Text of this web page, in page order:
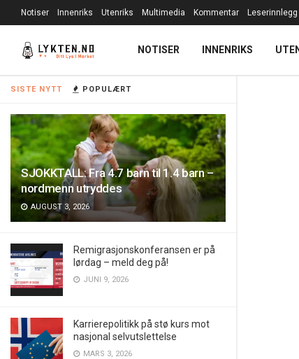
SISTE NYTT POPULÆRT
SJOKKTALL: Fra 4.7 barn til 1.4 barn –
nordmenn utryddes
AUGUST 3, 2026
Remigrasjonskonferansen er på
lørdag – meld deg på!
JUNI 9, 2026
Karrierepolitikk på stø kurs mot
nasjonal selvutslettelse
MARS 3, 2026
Notiser Innenriks Utenriks Multimedia Kommentar Leserinnlegg
NOTISER INNENRIKS